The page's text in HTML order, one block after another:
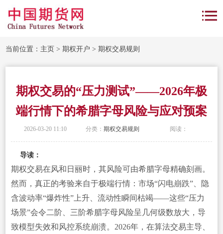
当前位置： 主页 >期权开户 >期权交易规则
期权交易的“压力测试”——2026年极
端行情下的希腊字母风险与应对预案
2026-03-20 11:10 分类： 期权交易规则 阅读：
导读：
期权交易在风和日丽时，其风险可由希腊字母精确刻画。
然而，真正的考验来自于极端行情：市场“闪电崩跌”、隐
含波动率“爆炸性”上升、流动性瞬间枯竭——这些“压力
场景”会令二阶、三阶希腊字母风险呈几何级数放大，导
致模型失效和风控系统崩溃。2026年，在算法交易主导、